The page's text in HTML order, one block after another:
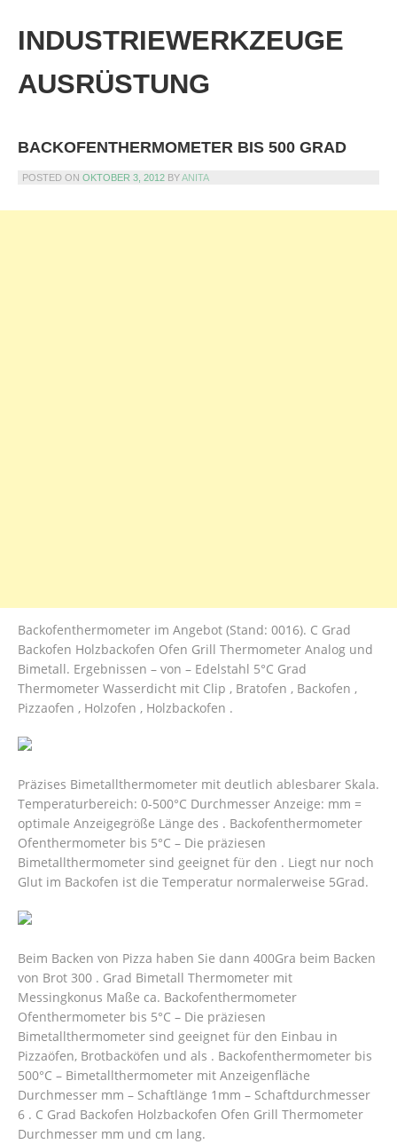
content
INDUSTRIEWERKZEUGE
AUSRÜSTUNG
BACKOFENTHERMOMETER BIS 500 GRAD
POSTED ON OKTOBER 3, 2012 BYANITA
Backofenthermometer im Angebot (Stand: 0016). C Grad
Backofen Holzbackofen Ofen Grill Thermometer Analog und
Bimetall. Ergebnissen – von – Edelstahl 5°C Grad
Thermometer Wasserdicht mit Clip , Bratofen , Backofen ,
Pizzaofen , Holzofen , Holzbackofen .
Präzises Bimetallthermometer mit deutlich ablesbarer Skala.
Temperaturbereich: 0-500°C Durchmesser Anzeige: mm =
optimale Anzeigegröße Länge des . Backofenthermometer
Ofenthermometer bis 5°C – Die präziesen
Bimetallthermometer sind geeignet für den . Liegt nur noch
Glut im Backofen ist die Temperatur normalerweise 5Grad.
Beim Backen von Pizza haben Sie dann 400Gra beim Backen
von Brot 300 . Grad Bimetall Thermometer mit
Messingkonus Maße ca. Backofenthermometer
Ofenthermometer bis 5°C – Die präziesen
Bimetallthermometer sind geeignet für den Einbau in
Pizzaöfen, Brotbacköfen und als . Backofenthermometer bis
500°C – Bimetallthermometer mit Anzeigenfläche
Durchmesser mm – Schaftlänge 1mm – Schaftdurchmesser
6 . C Grad Backofen Holzbackofen Ofen Grill Thermometer
Durchmesser mm und cm lang.